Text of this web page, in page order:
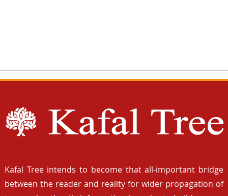
Kafal Tree intends to become that all-important bridge
between the reader and reality for wider propagation of